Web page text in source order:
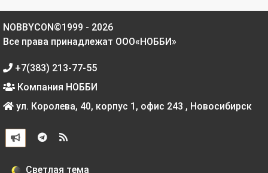
NOBBYCON©1999 - 2026
Все права принадлежат ООО«НОББИ»
+7(383) 213-77-55
Компания НОББИ
ул. Королева, 40, корпус 1, офис 243 , Новосибирск